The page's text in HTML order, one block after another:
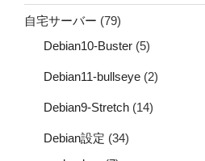
自宅サーバー (79)
Debian10-Buster (5)
Debian11-bullseye (2)
Debian9-Stretch (14)
Debian設定 (34)